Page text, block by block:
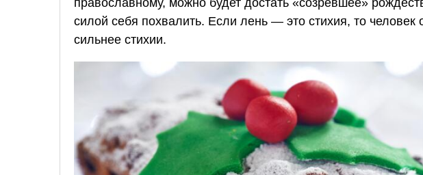
силой себя похвалить. Если лень — это стихия, то человек
сильнее стихии.